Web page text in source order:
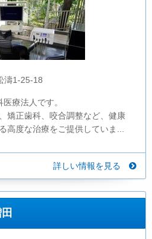
濤1-25-18
療法人です。
矯正歯科、咬合調整など、健康
高度な治療をご提供していま...
詳しい情報を見る